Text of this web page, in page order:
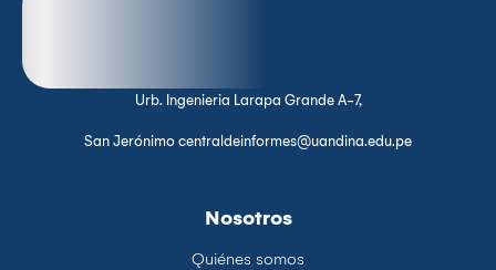
Urb. Ingenieria Larapa Grande A-7,
San Jerónimo centraldeinformes@uandina.edu.pe
Nosotros
Quiénes somos